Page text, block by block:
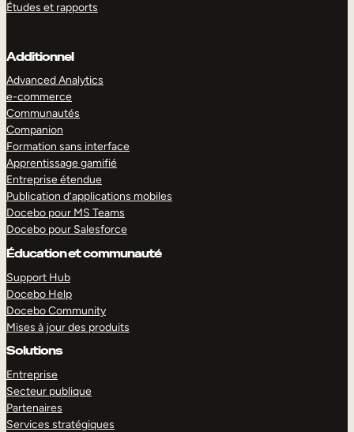
Études et rapports
Additionnel
Advanced Analytics
e-commerce
Communautés
Companion
Formation sans interface
Apprentissage gamifié
Entreprise étendue
Publication d’applications mobiles
Docebo pour MS Teams
Docebo pour Salesforce
Éducation et communauté
Support Hub
Docebo Help
Docebo Community
Mises à jour des produits
Solutions
Entreprise
Secteur publique
Partenaires
Services stratégiques